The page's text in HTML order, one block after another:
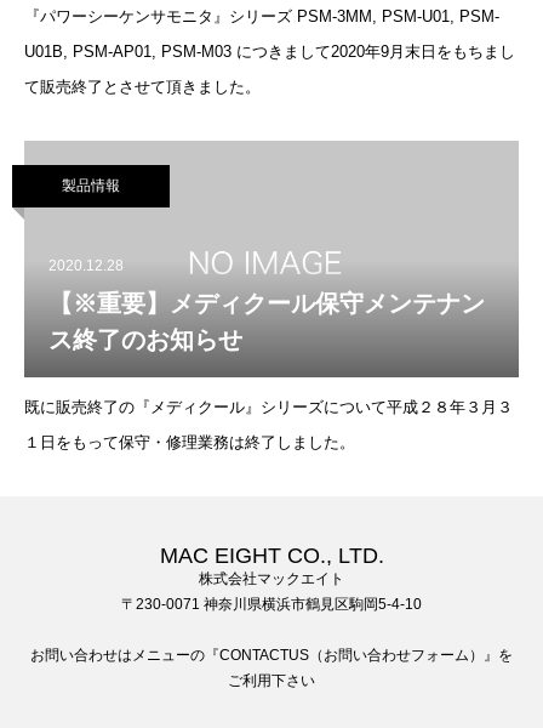
『パワーシーケンサモニタ』シリーズ PSM-3MM, PSM-U01, PSM-
U01B, PSM-AP01, PSM-M03 につきまして2020年9月末日をもちまし
て販売終了とさせて頂きました。
製品情報
2020.12.28
【※重要】メディクール保守メンテナン
ス終了のお知らせ
既に販売終了の『メディクール』シリーズについて平成２８年３月３
１日をもって保守・修理業務は終了しました。
MAC EIGHT CO., LTD.
株式会社マックエイト
〒230-0071 神奈川県横浜市鶴見区駒岡5-4-10
お問い合わせはメニューの『CONTACTUS（お問い合わせフォーム）』を
ご利用下さい